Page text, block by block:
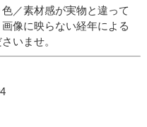
／素材感が実物と違って
像に映らない経年による
いませ。